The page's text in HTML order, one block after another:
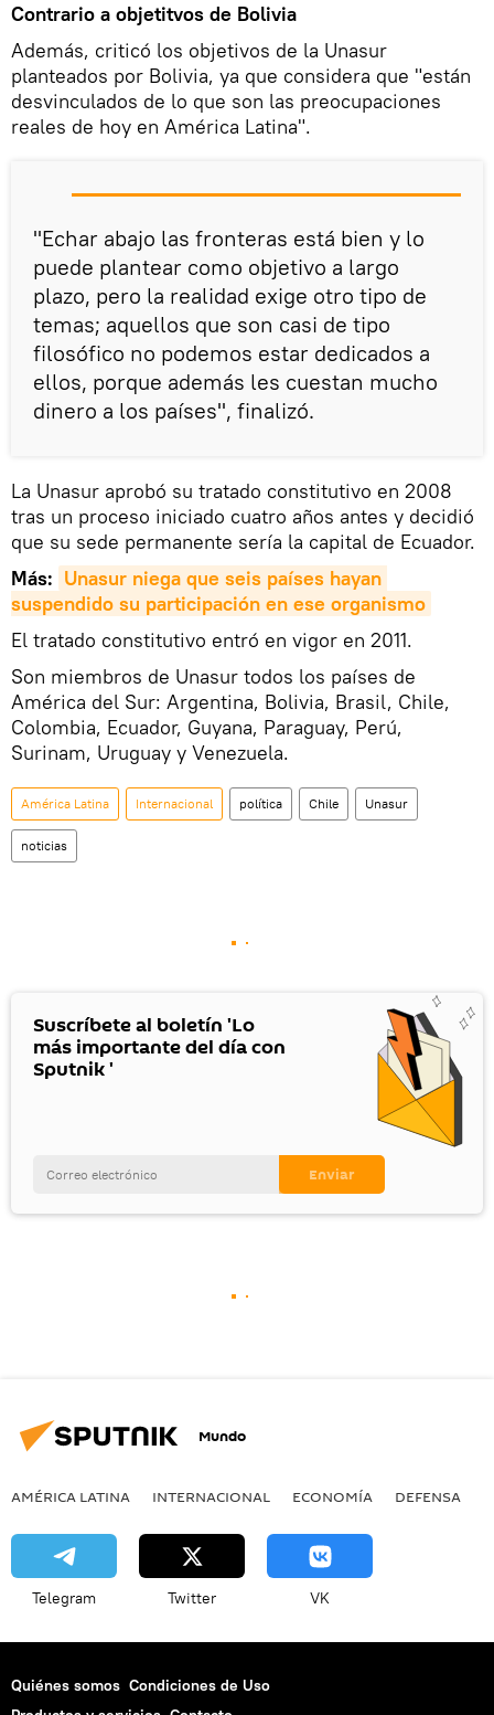
Contrario a objetitvos de Bolivia
Además, criticó los objetivos de la Unasur
planteados por Bolivia, ya que considera que "están
desvinculados de lo que son las preocupaciones
reales de hoy en América Latina".
"Echar abajo las fronteras está bien y lo
puede plantear como objetivo a largo
plazo, pero la realidad exige otro tipo de
temas; aquellos que son casi de tipo
filosófico no podemos estar dedicados a
ellos, porque además les cuestan mucho
dinero a los países", finalizó.
La Unasur aprobó su tratado constitutivo en 2008
tras un proceso iniciado cuatro años antes y decidió
que su sede permanente sería la capital de Ecuador.
Más: Unasur niega que seis países hayan
suspendido su participación en ese organismo
El tratado constitutivo entró en vigor en 2011.
Son miembros de Unasur todos los países de
América del Sur: Argentina, Bolivia, Brasil, Chile,
Colombia, Ecuador, Guyana, Paraguay, Perú,
Surinam, Uruguay y Venezuela.
América Latina Internacional política Chile Unasur
noticias
Suscríbete al boletín 'Lo
más importante del día con
Sputnik '
Mundo
AMÉRICA LATINA INTERNACIONAL ECONOMÍA DEFENSA
Telegram Twitter VK
Quiénes somos Condiciones de Uso